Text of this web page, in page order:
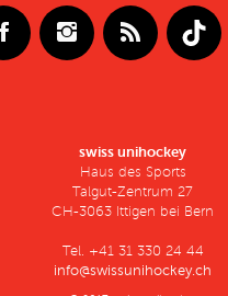
swiss unihockey
Haus des Sports
Talgut-Zentrum 27
CH-3063 Ittigen bei Bern
Tel. +41 31 330 24 44
info@swissunihockey.ch